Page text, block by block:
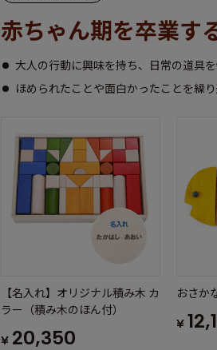
赤ちゃん期を卒業す
大人の行動に興味を持ち、日常の道具
ほめられたことや面白かったことを繰
【名入れ】オリジナル積み木 カ
ラー（積み木のほん付）
¥ 20,350
おさか
¥